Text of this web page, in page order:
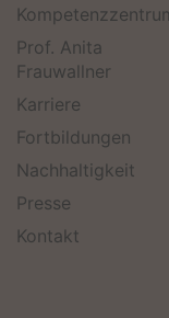
Prof. Anita
Frauwallner
Karriere
Fortbildungen
Nachhaltigkeit
Presse
Kontakt